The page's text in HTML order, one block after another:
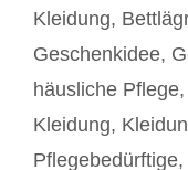
Kleidung,
Geschenkidee,
häusliche Pflege,
Kleidung,
Pflegebedürftige,